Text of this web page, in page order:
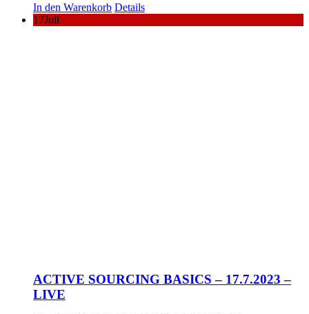
In den Warenkorb Details
17Juli
ACTIVE SOURCING BASICS – 17.7.2023 –
LIVE